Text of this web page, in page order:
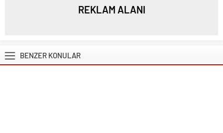
REKLAM ALANI
BENZER KONULAR